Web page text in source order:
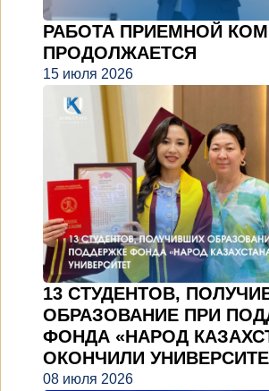
РАБОТА ПРИЕМНОЙ
ПРОДОЛЖАЕТСЯ
15 июля 2026
13 СТУДЕНТОВ,
ОБРАЗОВАНИЕ ПРИ
ФОНДА «НАРОД
ОКОНЧИЛИ
08 июля 2026